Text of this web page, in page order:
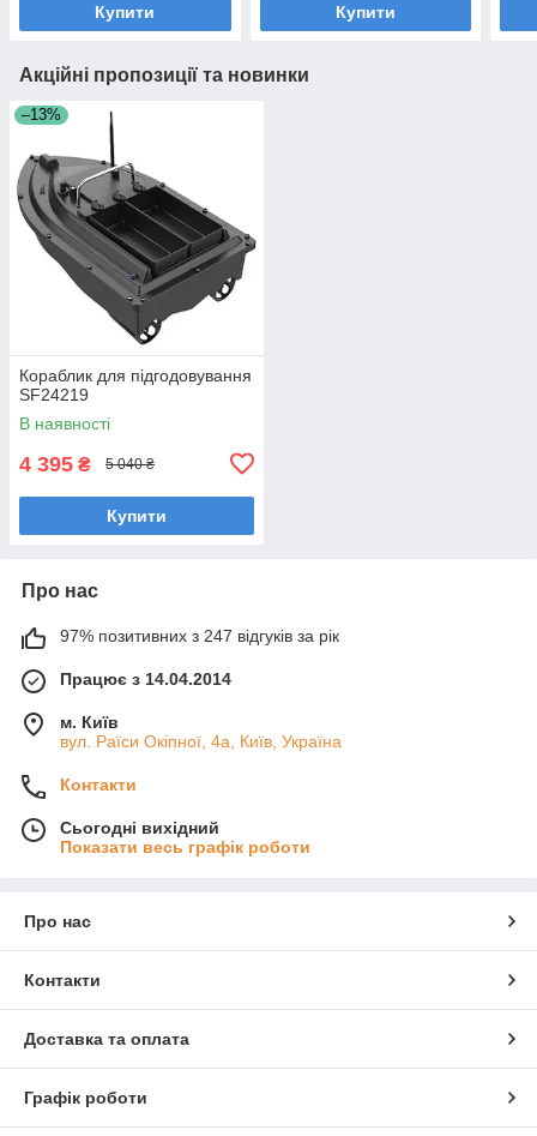
Купити Купити
Акційні пропозиції та новинки
–13%
Кораблик для підгодовування
SF24219
В наявності
4 395 ₴ 5 040 ₴
Купити
Про нас
97% позитивних з 247 відгуків за рік
Працює з 14.04.2014
м. Київ
вул. Раїси Окіпної, 4а, Київ, Україна
Контакти
Сьогодні вихідний
Показати весь графік роботи
Про нас
Контакти
Доставка та оплата
Графік роботи